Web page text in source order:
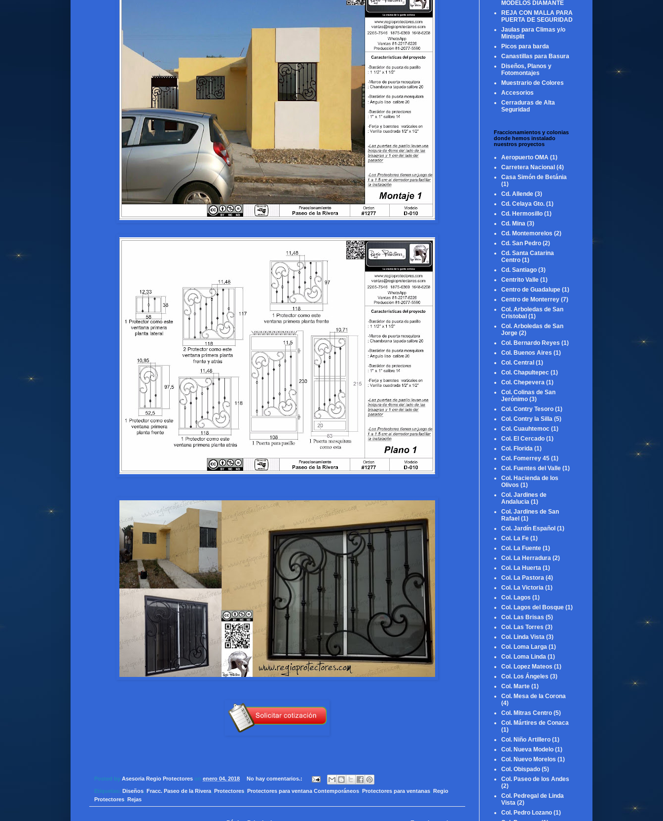
Posted by Asesoria Regio Protectores on enero 04, 2018 No hay comentarios.:
Etiquetas: Diseños, Fracc. Paseo de la Rivera, Protectores, Protectores para ventana Contemporáneos, Protectores para ventanas, Regio
Protectores, Rejas
MODELOS DIAMANTE
REJA CON MALLA PARA
PUERTA DE SEGURIDAD
Jaulas para Climas y/o
Minisplit
Picos para barda
Canastillas para Basura
Diseños, Planos y
Fotomontajes
Muestrario de Colores
Accesorios
Cerraduras de Alta
Seguridad
Fraccionamientos y colonias
donde hemos instalado
nuestros proyectos
Aeropuerto OMA (1)
Carretera Nacional (4)
Casa Simón de Betánia
(1)
Cd. Allende (3)
Cd. Celaya Gto. (1)
Cd. Hermosillo (1)
Cd. Mina (3)
Cd. Montemorelos (2)
Cd. San Pedro (2)
Cd. Santa Catarina
Centro (1)
Cd. Santiago (3)
Centrito Valle (1)
Centro de Guadalupe (1)
Centro de Monterrey (7)
Col. Arboledas de San
Cristobal (1)
Col. Arboledas de San
Jorge (2)
Col. Bernardo Reyes (1)
Col. Buenos Aires (1)
Col. Central (1)
Col. Chapultepec (1)
Col. Chepevera (1)
Col. Colinas de San
Jerónimo (3)
Col. Contry Tesoro (1)
Col. Contry la Silla (5)
Col. Cuauhtemoc (1)
Col. El Cercado (1)
Col. Florida (1)
Col. Fomerrey 45 (1)
Col. Fuentes del Valle (1)
Col. Hacienda de los
Olivos (1)
Col. Jardines de
Andalucia (1)
Col. Jardines de San
Rafael (1)
Col. Jardín Español (1)
Col. La Fe (1)
Col. La Fuente (1)
Col. La Herradura (2)
Col. La Huerta (1)
Col. La Pastora (4)
Col. La Victoria (1)
Col. Lagos (1)
Col. Lagos del Bosque (1)
Col. Las Brisas (5)
Col. Las Torres (3)
Col. Linda Vista (3)
Col. Loma Larga (1)
Col. Loma Linda (1)
Col. Lopez Mateos (1)
Col. Los Ángeles (3)
Col. Marte (1)
Col. Mesa de la Corona
(4)
Col. Mitras Centro (5)
Col. Mártires de Conaca
(1)
Col. Niño Artillero (1)
Col. Nueva Modelo (1)
Col. Nuevo Morelos (1)
Col. Obispado (5)
Col. Paseo de los Andes
(2)
Col. Pedregal de Linda
Vista (2)
Col. Pedro Lozano (1)